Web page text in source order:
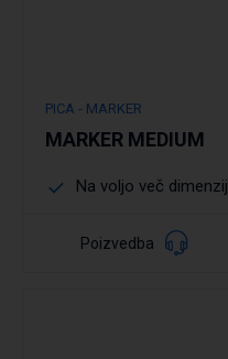
PICA - MARKER
MARKER MEDIUM
Na voljo več dimenzij
Poizvedba